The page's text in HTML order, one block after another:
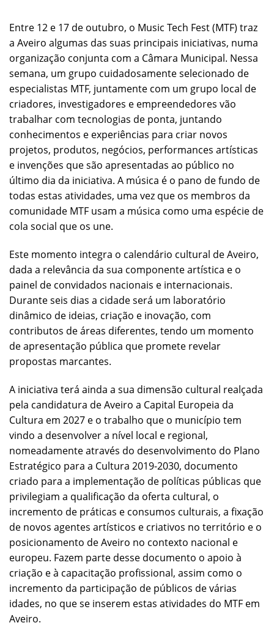
Entre 12 e 17 de outubro, o Music Tech Fest (MTF) traz
a Aveiro algumas das suas principais iniciativas, numa
organização conjunta com a Câmara Municipal. Nessa
semana, um grupo cuidadosamente selecionado de
especialistas MTF, juntamente com um grupo local de
criadores, investigadores e empreendedores vão
trabalhar com tecnologias de ponta, juntando
conhecimentos e experiências para criar novos
projetos, produtos, negócios, performances artísticas
e invenções que são apresentadas ao público no
último dia da iniciativa. A música é o pano de fundo de
todas estas atividades, uma vez que os membros da
comunidade MTF usam a música como uma espécie de
cola social que os une.
Este momento integra o calendário cultural de Aveiro,
dada a relevância da sua componente artística e o
painel de convidados nacionais e internacionais.
Durante seis dias a cidade será um laboratório
dinâmico de ideias, criação e inovação, com
contributos de áreas diferentes, tendo um momento
de apresentação pública que promete revelar
propostas marcantes.
A iniciativa terá ainda a sua dimensão cultural realçada
pela candidatura de Aveiro a Capital Europeia da
Cultura em 2027 e o trabalho que o município tem
vindo a desenvolver a nível local e regional,
nomeadamente através do desenvolvimento do Plano
Estratégico para a Cultura 2019-2030, documento
criado para a implementação de políticas públicas que
privilegiam a qualificação da oferta cultural, o
incremento de práticas e consumos culturais, a fixação
de novos agentes artísticos e criativos no território e o
posicionamento de Aveiro no contexto nacional e
europeu. Fazem parte desse documento o apoio à
criação e à capacitação profissional, assim como o
incremento da participação de públicos de várias
idades, no que se inserem estas atividades do MTF em
Aveiro.